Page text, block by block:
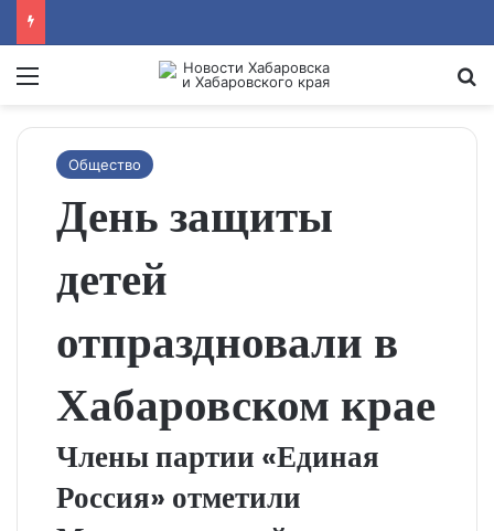
Menu
Общество
День защиты
детей
отпраздновали в
Хабаровском крае
Члены партии «Единая
Россия» отметили